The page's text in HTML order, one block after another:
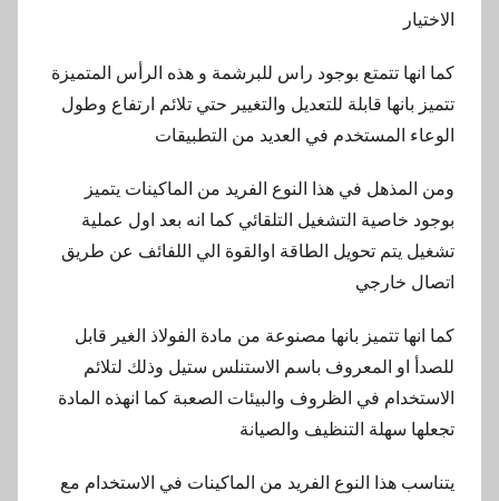
الاختيار
كما انها تتمتع بوجود راس للبرشمة و هذه الرأس المتميزة
تتميز بانها قابلة للتعديل والتغيير حتي تلائم ارتفاع وطول
الوعاء المستخدم في العديد من التطبيقات
ومن المذهل في هذا النوع الفريد من الماكينات يتميز
بوجود خاصية التشغيل التلقائي كما انه بعد اول عملية
تشغيل يتم تحويل الطاقة اوالقوة الي اللفائف عن طريق
اتصال خارجي
كما انها تتميز بانها مصنوعة من مادة الفولاذ الغير قابل
للصدأ او المعروف باسم الاستنلس ستيل وذلك لتلائم
الاستخدام في الظروف والبيئات الصعبة كما انهذه المادة
تجعلها سهلة التنظيف والصيانة
يتناسب هذا النوع الفريد من الماكينات في الاستخدام مع